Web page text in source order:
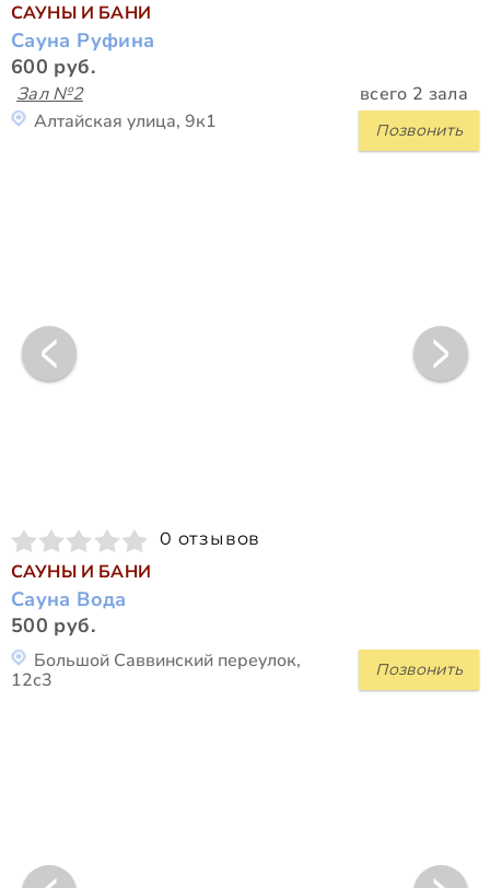
САУНЫ И БАНИ
Сауна Руфина
600 руб.
Зал №2 всего 2 зала
Позвонить
Алтайская улица, 9к1
0 отзывов
САУНЫ И БАНИ
Сауна Вода
500 руб.
Позвонить
Большой Саввинский переулок,
12с3